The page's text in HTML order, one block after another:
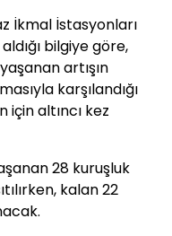
İkmal İstasyonları
bilgiye göre,
artışın
karşılandığı
için altıncı kez
28 kuruşluk
kalan 22